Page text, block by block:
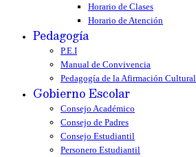
Horario de Clases
Horario de Atención
Pedagogía
P.E.I
Manual de Convivencia
Pedagogía de la Afirmación Cultural
Gobierno Escolar
Consejo Académico
Consejo de Padres
Consejo Estudiantil
Personero Estudiantil